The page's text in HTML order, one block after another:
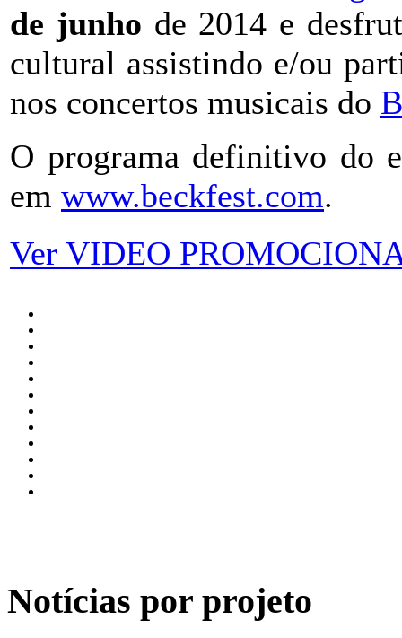
de junho de 2014 e
cultural assistindo e/ou
nos concertos musicais do
O programa definitivo do
em www.beckfest.com.
Ver VIDEO
Notícias por projeto